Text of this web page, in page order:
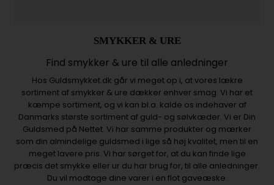
SMYKKER & URE
Find smykker & ure til alle anledninger
Hos Guldsmykket.dk går vi meget op i, at vores lækre
sortiment af smykker & ure dækker enhver smag. Vi har et
kæmpe sortiment, og vi kan bl.a. kalde os indehaver af
Danmarks største sortiment af guld- og sølvkæder. Vi er Din
Guldsmed på Nettet. Vi har samme produkter og mærker
som din almindelige guldsmed i lige så høj kvalitet, men til en
meget lavere pris. Vi har sørget for, at du kan finde lige
præcis det smykke eller ur du har brug for, til alle anledninger.
Du vil modtage dine varer i en flot gaveæske.